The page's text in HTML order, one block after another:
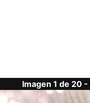
Imagen 1 de 20 -